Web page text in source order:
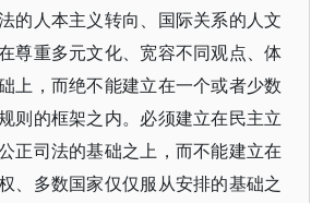
的人本主义转向、国际关系的人文
尊重多元文化、宽容不同观点、体
上，而绝不能建立在一个或者少数
则的框架之内。必须建立在民主立
正司法的基础之上，而不能建立在
、多数国家仅仅服从安排的基础之